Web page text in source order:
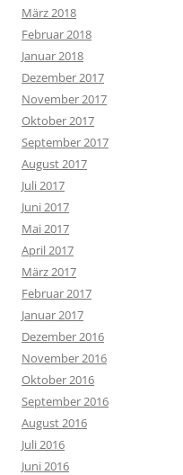
März 2018
Februar 2018
Januar 2018
Dezember 2017
November 2017
Oktober 2017
September 2017
August 2017
Juli 2017
Juni 2017
Mai 2017
April 2017
März 2017
Februar 2017
Januar 2017
Dezember 2016
November 2016
Oktober 2016
September 2016
August 2016
Juli 2016
Juni 2016